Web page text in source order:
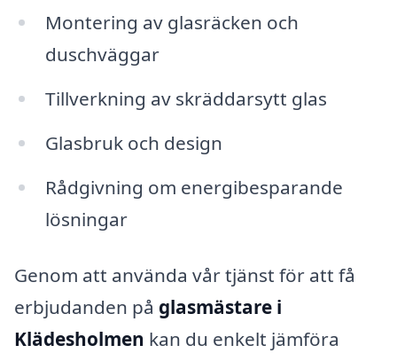
Montering av glasräcken och
duschväggar
Tillverkning av skräddarsytt glas
Glasbruk och design
Rådgivning om energibesparande
lösningar
Genom att använda vår tjänst för att få
erbjudanden på glasmästare i
Klädesholmen kan du enkelt jämföra